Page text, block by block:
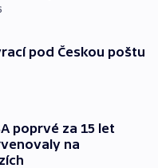
pod Českou poštu
poprvé za 15 let
na